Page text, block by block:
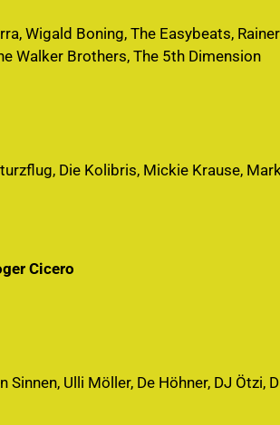
Wigald Boning, The Easybeats,
Walker Brothers, The 5th Dimension
Die Kolibris, Mickie Krause,
Cicero
Ulli Möller, De Höhner, DJ Ötzi,